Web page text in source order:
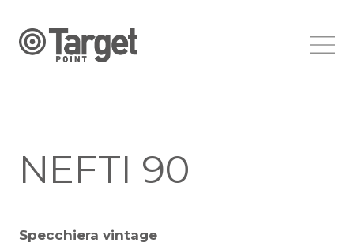
NEFTI 90
Specchiera vintage